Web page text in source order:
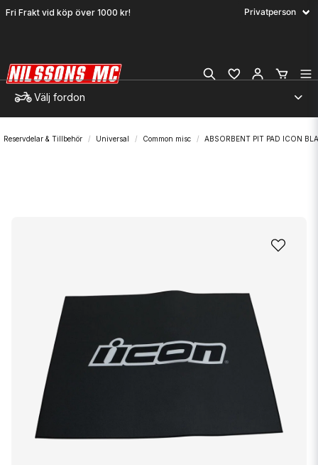
Fri Frakt vid köp över 1000 kr!
Välj fordon
Reservdelar & Tillbehör Universal Common misc ABSORBENT PIT PAD ICON